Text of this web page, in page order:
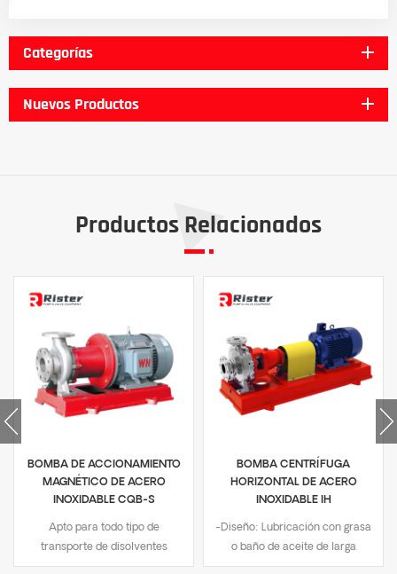
Categorías
Nuevos Productos
Productos Relacionados
BOMBA DE ACCIONAMIENTO
MAGNÉTICO DE ACERO
INOXIDABLE CQB-S
Apto para todo tipo de
transporte de disolventes
orgánicos, nunca
BOMBA CENTRÍFUGA
HORIZONTAL DE ACERO
INOXIDABLE IH
-Diseño: Lubricación con grasa
o baño de aceite de larga
duración.-Material de la pieza